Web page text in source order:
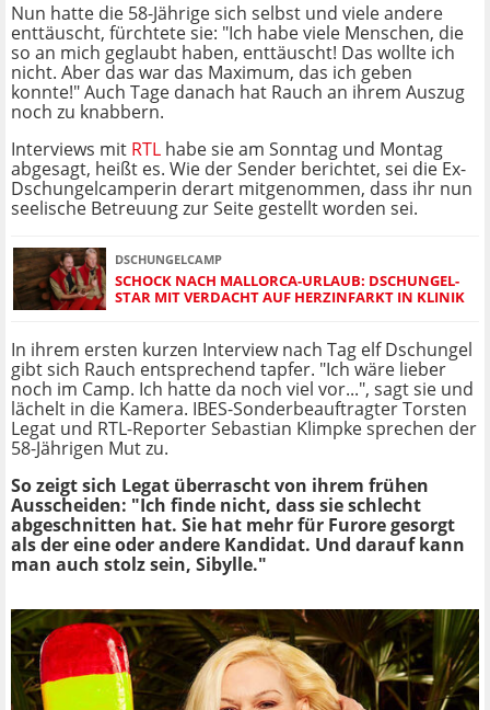
Nun hatte die 58-Jährige sich selbst und viele andere
enttäuscht, fürchtete sie: "Ich habe viele Menschen, die
so an mich geglaubt haben, enttäuscht! Das wollte ich
nicht. Aber das war das Maximum, das ich geben
konnte!" Auch Tage danach hat Rauch an ihrem Auszug
noch zu knabbern.
Interviews mit RTL habe sie am Sonntag und Montag
abgesagt, heißt es. Wie der Sender berichtet, sei die Ex-
Dschungelcamperin derart mitgenommen, dass ihr nun
seelische Betreuung zur Seite gestellt worden sei.
DSCHUNGELCAMP
SCHOCK NACH MALLORCA-URLAUB: DSCHUNGEL-
STAR MIT VERDACHT AUF HERZINFARKT IN KLINIK
In ihrem ersten kurzen Interview nach Tag elf Dschungel
gibt sich Rauch entsprechend tapfer. "Ich wäre lieber
noch im Camp. Ich hatte da noch viel vor...", sagt sie und
lächelt in die Kamera. IBES-Sonderbeauftragter Torsten
Legat und RTL-Reporter Sebastian Klimpke sprechen der
58-Jährigen Mut zu.
So zeigt sich Legat überrascht von ihrem frühen
Ausscheiden: "Ich finde nicht, dass sie schlecht
abgeschnitten hat. Sie hat mehr für Furore gesorgt
als der eine oder andere Kandidat. Und darauf kann
man auch stolz sein, Sibylle."